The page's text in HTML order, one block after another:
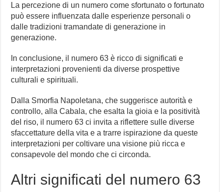
La percezione di un numero come sfortunato o fortunato
può essere influenzata dalle esperienze personali o
dalle tradizioni tramandate di generazione in
generazione.
In conclusione, il numero 63 è ricco di significati e
interpretazioni provenienti da diverse prospettive
culturali e spirituali.
Dalla Smorfia Napoletana, che suggerisce autorità e
controllo, alla Cabala, che esalta la gioia e la positività
del riso, il numero 63 ci invita a riflettere sulle diverse
sfaccettature della vita e a trarre ispirazione da queste
interpretazioni per coltivare una visione più ricca e
consapevole del mondo che ci circonda.
Altri significati del numero 63